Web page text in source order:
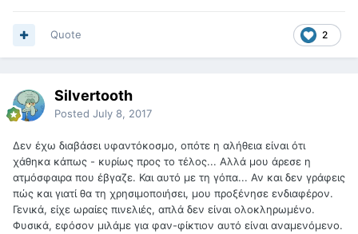
2
Quote
Silvertooth
Posted July 8, 2017
Δεν έχω διαβάσει υφαντόκοσμο, οπότε η αλήθεια είναι ότι
χάθηκα κάπως - κυρίως προς το τέλος... Αλλά μου άρεσε η
ατμόσφαιρα που έβγαζε. Και αυτό με τη γόπα... Αν και δεν γράφεις
πώς και γιατί θα τη χρησιμοποιήσει, μου προξένησε ενδιαφέρον.
Γενικά, είχε ωραίες πινελιές, απλά δεν είναι ολοκληρωμένο.
Φυσικά, εφόσον μιλάμε για φαν-φίκτιον αυτό είναι αναμενόμενο.